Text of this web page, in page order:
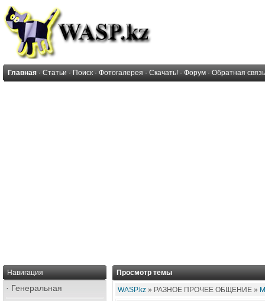
Главная · Статьи · Поиск · Фотогалерея · Скачать! · Форум · Обратная связь
Навигация
· Генеральная
Просмотр темы
WASP.kz » РАЗНОЕ ПРОЧЕЕ ОБЩЕНИЕ »